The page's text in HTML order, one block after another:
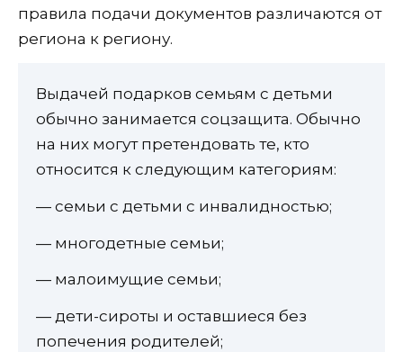
правила подачи документов различаются от
региона к региону.
Выдачей подарков семьям с детьми
обычно занимается соцзащита. Обычно
на них могут претендовать те, кто
относится к следующим категориям:
— семьи с детьми с инвалидностью;
— многодетные семьи;
— малоимущие семьи;
— дети-сироты и оставшиеся без
попечения родителей;